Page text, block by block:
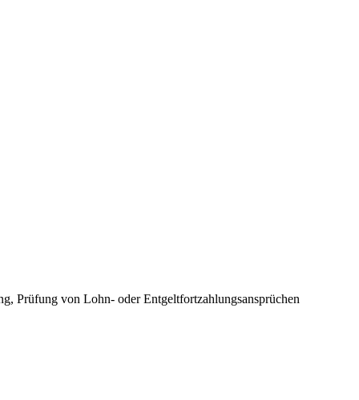
Prüfung von Lohn- oder Entgeltfortzahlungsansprüchen